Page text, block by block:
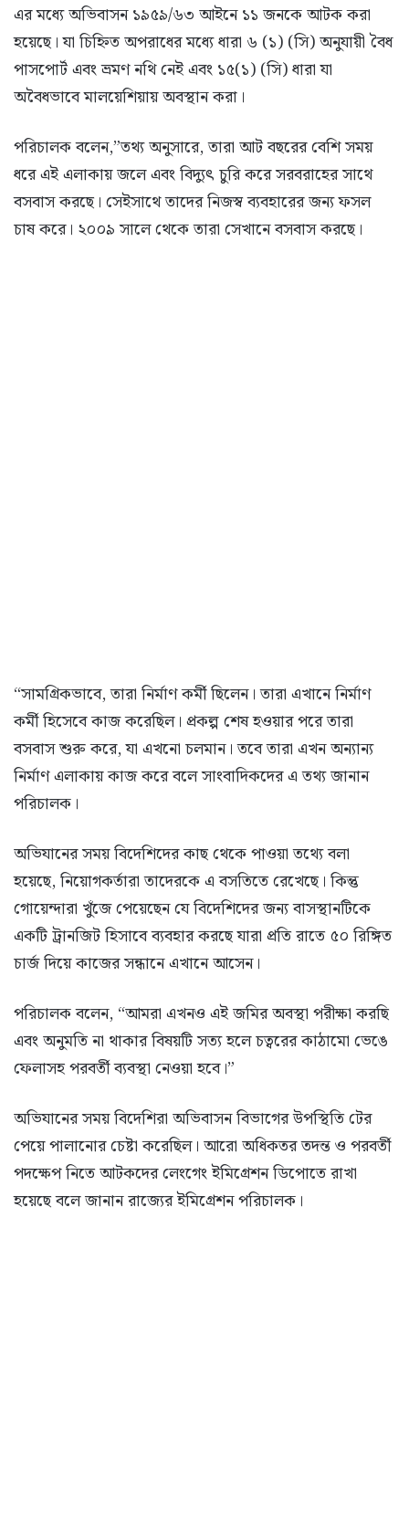
এর মধ্যে অভিবাসন ১৯৫৯/৬৩ আইনে ১১ জনকে আটক করা
হয়েছে। যা চিহ্নিত অপরাধের মধ্যে ধারা ৬ (১) (সি) অনুযায়ী বৈধ
পাসপোর্ট এবং ভ্রমণ নথি নেই এবং ১৫(১) (সি) ধারা যা
অবৈধভাবে মালয়েশিয়ায় অবস্থান করা।
পরিচালক বলেন,”তথ্য অনুসারে, তারা আট বছরের বেশি সময়
ধরে এই এলাকায় জলে এবং বিদ্যুৎ চুরি করে সরবরাহের সাথে
বসবাস করছে। সেইসাথে তাদের নিজস্ব ব্যবহারের জন্য ফসল
চাষ করে। ২০০৯ সালে থেকে তারা সেখানে বসবাস করছে।
“সামগ্রিকভাবে, তারা নির্মাণ কর্মী ছিলেন। তারা এখানে নির্মাণ
কর্মী হিসেবে কাজ করেছিল। প্রকল্প শেষ হওয়ার পরে তারা
বসবাস শুরু করে, যা এখনো চলমান। তবে তারা এখন অন্যান্য
নির্মাণ এলাকায় কাজ করে বলে সাংবাদিকদের এ তথ্য জানান
পরিচালক।
অভিযানের সময় বিদেশিদের কাছ থেকে পাওয়া তথ্যে বলা
হয়েছে, নিয়োগকর্তারা তাদেরকে এ বসতিতে রেখেছে। কিন্তু
গোয়েন্দারা খুঁজে পেয়েছেন যে বিদেশিদের জন্য বাসস্থানটিকে
একটি ট্রানজিট হিসাবে ব্যবহার করছে যারা প্রতি রাতে ৫০ রিঙ্গিত
চার্জ দিয়ে কাজের সন্ধানে এখানে আসেন।
পরিচালক বলেন, “আমরা এখনও এই জমির অবস্থা পরীক্ষা করছি
এবং অনুমতি না থাকার বিষয়টি সত্য হলে চত্বরের কাঠামো ভেঙে
ফেলাসহ পরবর্তী ব্যবস্থা নেওয়া হবে।”
অভিযানের সময় বিদেশিরা অভিবাসন বিভাগের উপস্থিতি টের
পেয়ে পালানোর চেষ্টা করেছিল। আরো অধিকতর তদন্ত ও পরবর্তী
পদক্ষেপ নিতে আটকদের লেংগেং ইমিগ্রেশন ডিপোতে রাখা
হয়েছে বলে জানান রাজ্যের ইমিগ্রেশন পরিচালক।